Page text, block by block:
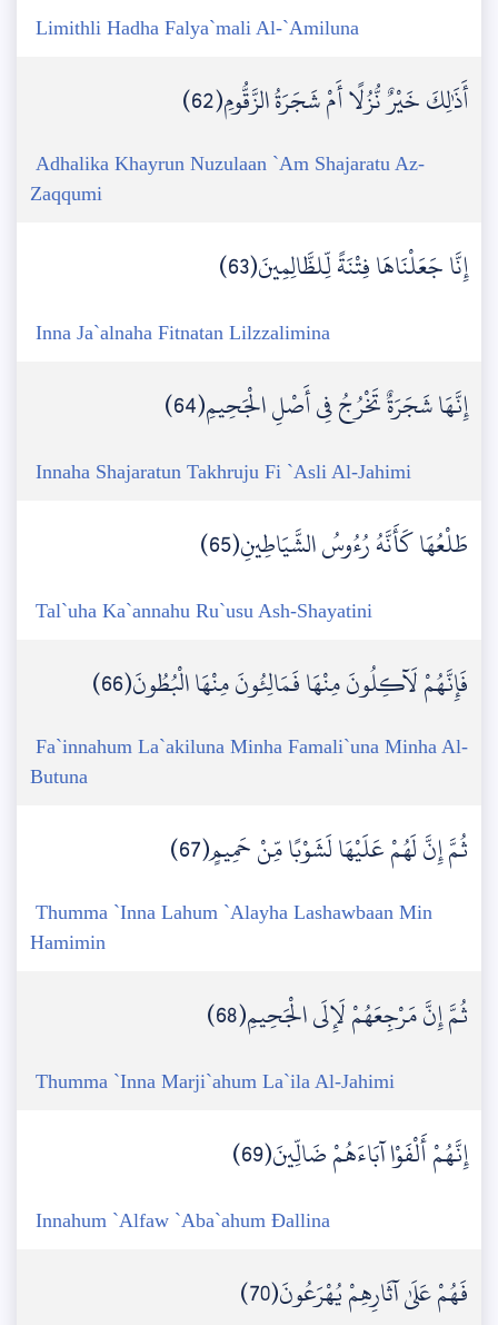
Limithli Hadha Falya`mali Al-`Amiluna
أَذَٰلِكَ خَيْرٌ نُّزُلًا أَمْ شَجَرَةُ الزَّقُّومِ(62)
Adhalika Khayrun Nuzulaan `Am Shajaratu Az-
Zaqqumi
إِنَّا جَعَلْنَاهَا فِتْنَةً لِّلظَّالِمِينَ(63)
Inna Ja`alnaha Fitnatan Lilzzalimina
إِنَّهَا شَجَرَةٌ تَخْرُجُ فِي أَصْلِ الْجَحِيمِ(64)
Innaha Shajaratun Takhruju Fi `Asli Al-Jahimi
طَلْعُهَا كَأَنَّهُ رُءُوسُ الشَّيَاطِينِ(65)
Tal`uha Ka`annahu Ru`usu Ash-Shayatini
فَإِنَّهُمْ لَآكِلُونَ مِنْهَا فَمَالِئُونَ مِنْهَا الْبُطُونَ(66)
Fa`innahum La`akiluna Minha Famali`una Minha Al-
Butuna
ثُمَّ إِنَّ لَهُمْ عَلَيْهَا لَشَوْبًا مِّنْ حَمِيمٍ(67)
Thumma `Inna Lahum `Alayha Lashawbaan Min
Hamimin
ثُمَّ إِنَّ مَرْجِعَهُمْ لَإِلَى الْجَحِيمِ(68)
Thumma `Inna Marji`ahum La`ila Al-Jahimi
إِنَّهُمْ أَلْفَوْا آبَاءَهُمْ ضَالِّينَ(69)
Innahum `Alfaw `Aba`ahum Đallina
فَهُمْ عَلَىٰ آثَارِهِمْ يُهْرَعُونَ(70)